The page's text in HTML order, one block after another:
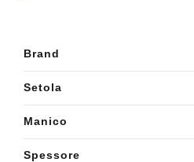
Brand
Setola
Manico
Spessore